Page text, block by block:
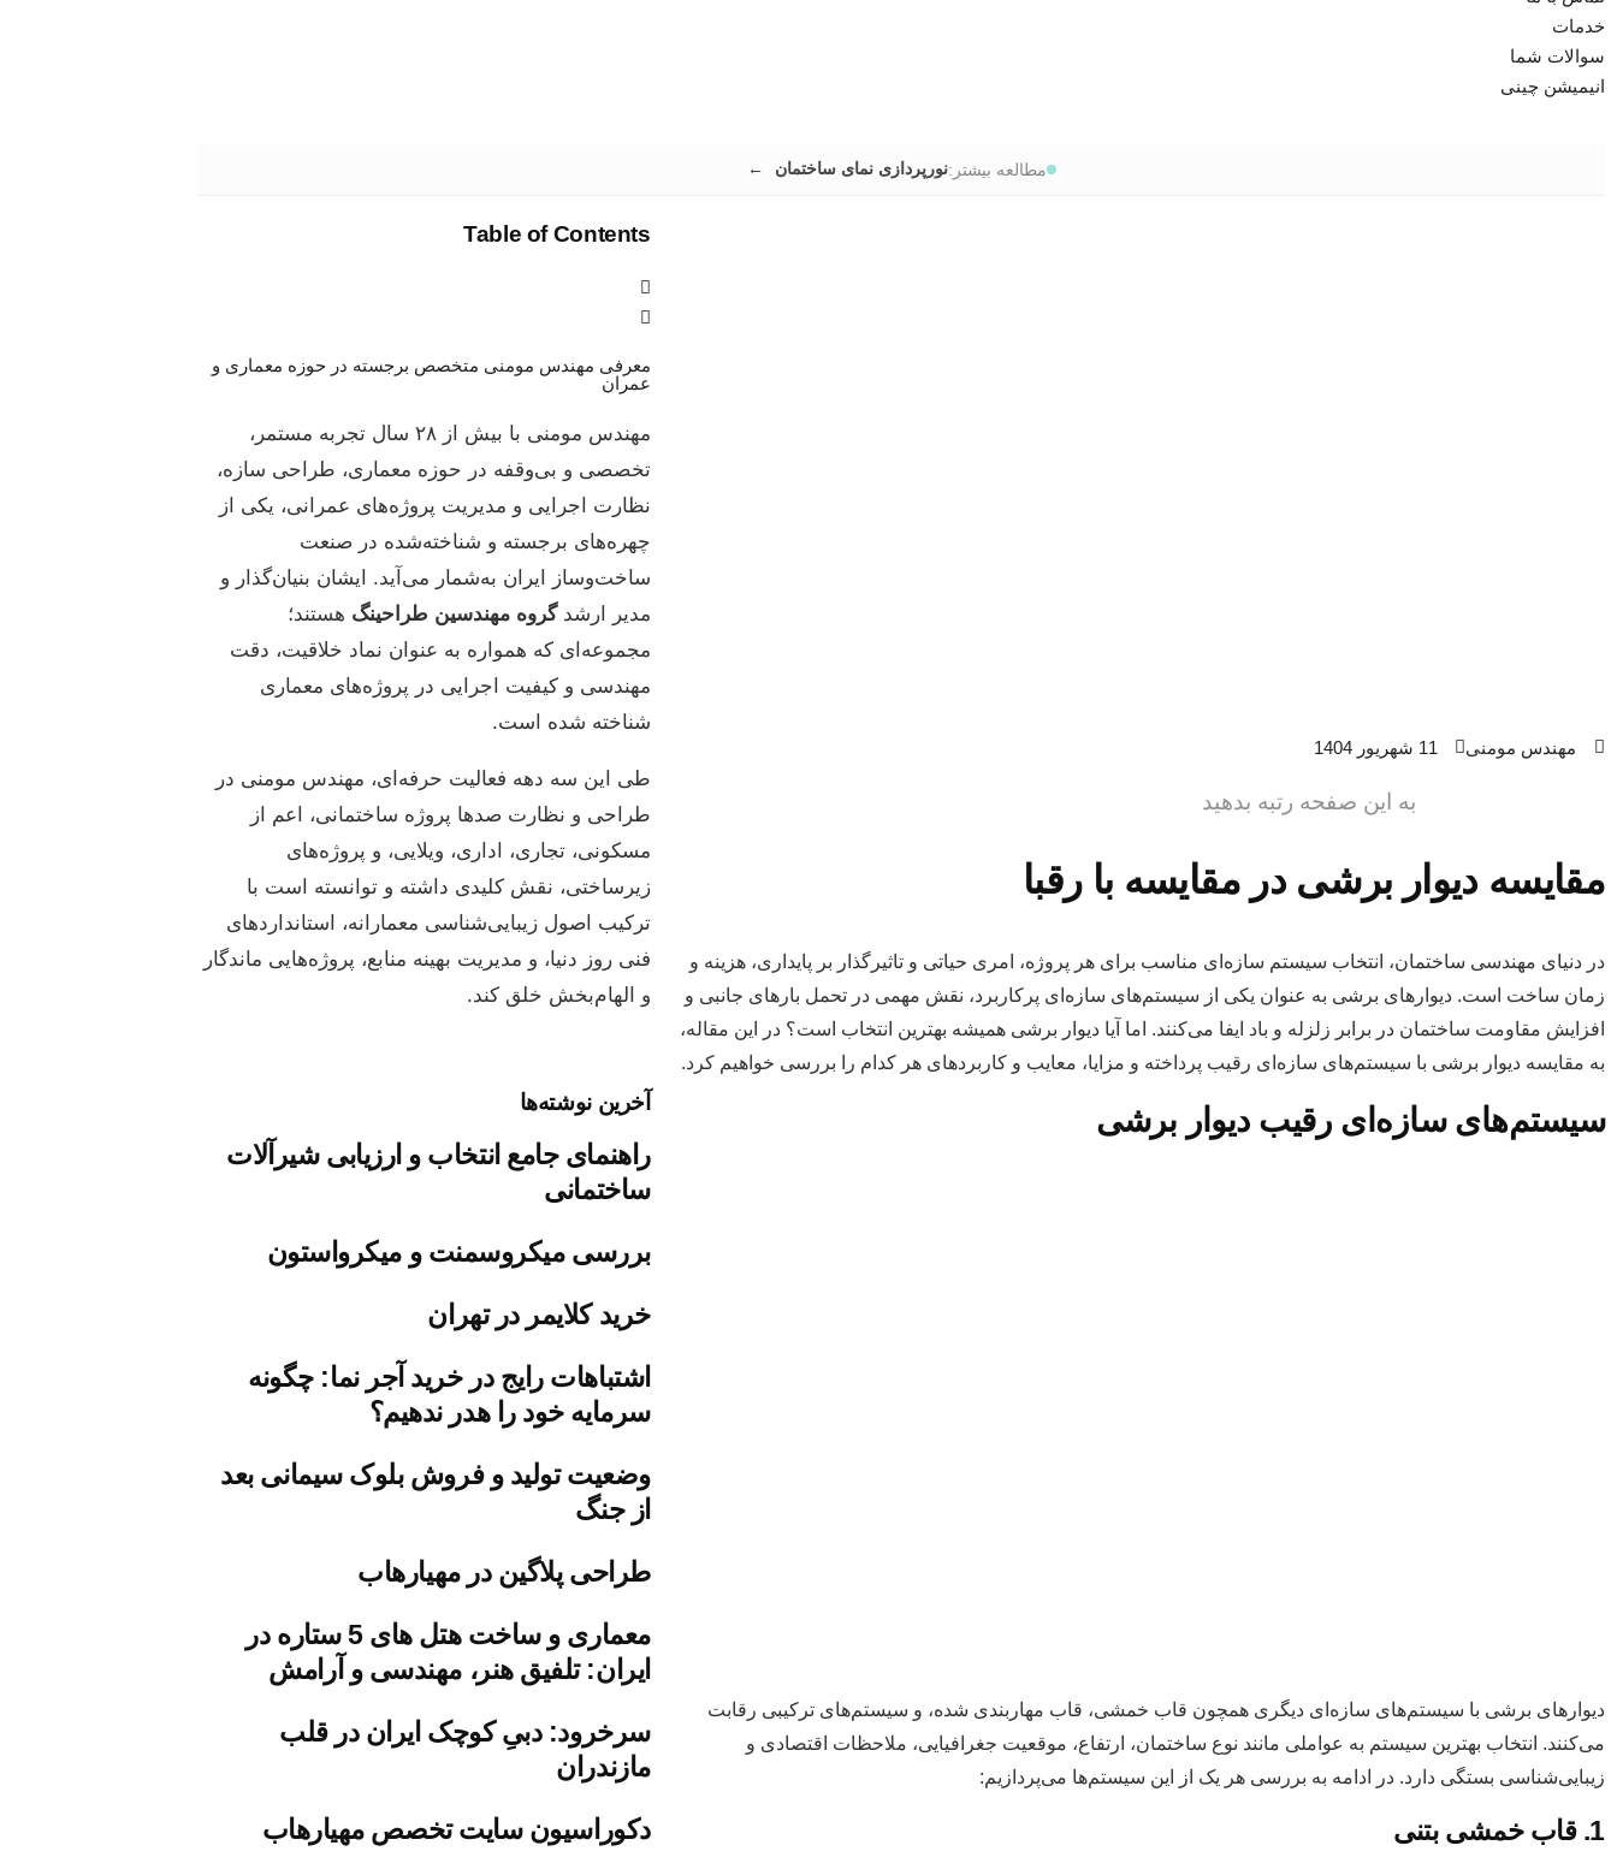
خدمات
سوالات شما
انیمیشن چینی
مطالعه بیشتر:نورپردازی نمای ساختمان
مهندس مومنی 11 شهریور 1404
به این صفحه رتبه بدهید
مقایسه دیوار برشی در مقایسه با رقبا
در دنیای مهندسی ساختمان، انتخاب سیستم سازه‌ای مناسب برای هر پروژه، امری حیاتی و تاثیرگذار بر پایداری، هزینه و
زمان ساخت است. دیوارهای برشی به عنوان یکی از سیستم‌های سازه‌ای پرکاربرد، نقش مهمی در تحمل بارهای جانبی و
افزایش مقاومت ساختمان در برابر زلزله و باد ایفا می‌کنند. اما آیا دیوار برشی همیشه بهترین انتخاب است؟ در این مقاله،
به مقایسه دیوار برشی با سیستم‌های سازه‌ای رقیب پرداخته و مزایا، معایب و کاربردهای هر کدام را بررسی خواهیم کرد.
سیستم‌های سازه‌ای رقیب دیوار برشی
دیوارهای برشی با سیستم‌های سازه‌ای دیگری همچون قاب خمشی، قاب مهاربندی شده، و سیستم‌های ترکیبی رقابت
می‌کنند. انتخاب بهترین سیستم به عواملی مانند نوع ساختمان، ارتفاع، موقعیت جغرافیایی، ملاحظات اقتصادی و
زیبایی‌شناسی بستگی دارد. در ادامه به بررسی هر یک از این سیستم‌ها می‌پردازیم:
1. قاب خمشی بتنی
Table of Contents
معرفی مهندس مومنی متخصص برجسته در حوزه معماری و
عمران
مهندس مومنی با بیش از ۲۸ سال تجربه‌ مستمر،
تخصصی و بی‌وقفه در حوزه معماری، طراحی سازه،
نظارت اجرایی و مدیریت پروژه‌های عمرانی، یکی از
چهره‌های برجسته و شناخته‌شده در صنعت
ساخت‌وساز ایران به‌شمار می‌آید. ایشان بنیان‌گذار و
مدیر ارشدگروه مهندسین طراحینگ هستند؛
مجموعه‌ای که همواره به عنوان نماد خلاقیت، دقت
مهندسی و کیفیت اجرایی در پروژه‌های معماری
شناخته شده است.
طی این سه دهه فعالیت حرفه‌ای، مهندس مومنی در
طراحی و نظارت صدها پروژه ساختمانی، اعم از
مسکونی، تجاری، اداری، ویلایی، و پروژه‌های
زیرساختی، نقش کلیدی داشته و توانسته است با
ترکیب اصول زیبایی‌شناسی معمارانه، استانداردهای
فنی روز دنیا، و مدیریت بهینه منابع، پروژه‌هایی ماندگار
و الهام‌بخش خلق کند.
آخرین نوشته‌ها
راهنمای جامع انتخاب و ارزیابی شیرآلات
ساختمانی
بررسی میکروسمنت و میکرواستون
خرید کلایمر در تهران
اشتباهات رایج در خرید آجر نما: چگونه
سرمایه خود را هدر ندهیم؟
وضعیت تولید و فروش بلوک سیمانی بعد
از جنگ
طراحی پلاگین در مهیارهاب
معماری و ساخت هتل های 5 ستاره در
ایران: تلفیق هنر، مهندسی و آرامش
سرخرود: دبیِ کوچک ایران در قلب
مازندران
دکوراسیون سایت تخصص مهیارهاب